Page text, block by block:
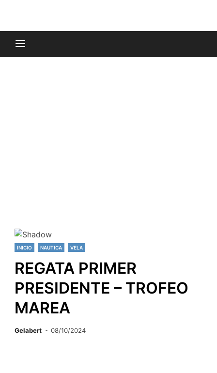
INICIO NAUTICA VELA
REGATA PRIMER
PRESIDENTE – TROFEO
MAREA
Gelabert 08/10/2024